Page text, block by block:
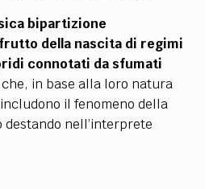
bipartizione
della nascita di regimi
connotati da sfumati
che, in base alla loro natura
il fenomeno della
nell’interprete